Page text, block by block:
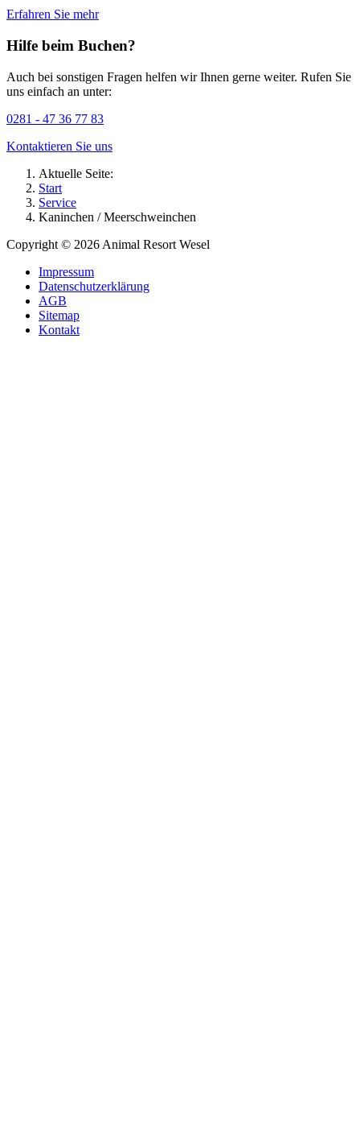
Erfahren Sie mehr
Hilfe beim Buchen?
Auch bei sonstigen Fragen helfen wir Ihnen gerne weiter. Rufen Sie
uns einfach an unter:
0281 - 47 36 77 83
Kontaktieren Sie uns
Aktuelle Seite:
Start
Service
Kaninchen / Meerschweinchen
Copyright © 2026 Animal Resort Wesel
Impressum
Datenschutzerklärung
AGB
Sitemap
Kontakt